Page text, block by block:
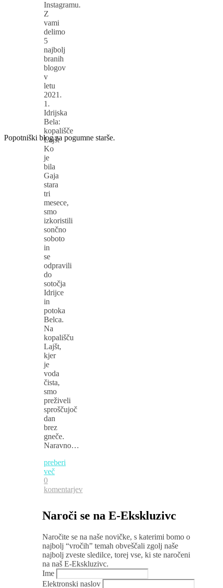
Popotniški blog za pogumne starše.
Instagramu.
Z
vami
delimo
5
najbolj
branih
blogov
v
letu
2021.
1.
Idrijska
Bela:
kopališče
Lajšt
Ko
je
bila
Gaja
stara
tri
mesece,
smo
izkoristili
sončno
soboto
in
se
odpravili
do
sotočja
Idrijce
in
potoka
Belca.
Na
kopališču
Lajšt,
kjer
je
voda
čista,
smo
preživeli
sproščujoč
dan
brez
gneče.
Naravno…
preberi
več
0
komentarjev
Naroči se na E-Ekskluzivc
Naročite se na naše novičke, s katerimi bomo o
najbolj “vročih” temah obveščali zgolj naše
najbolj zveste sledilce, torej vse, ki ste naročeni
na naš E-Ekskluzivc.
Ime
Elektronski naslov